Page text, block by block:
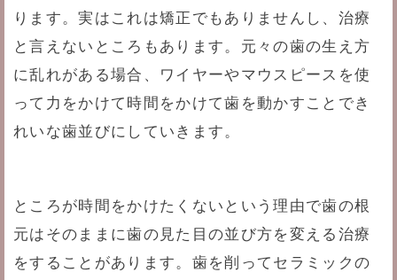
ります。実はこれは矯正でもありませんし、治療
と言えないところもあります。元々の歯の生え方
に乱れがある場合、ワイヤーやマウスピースを使
って力をかけて時間をかけて歯を動かすことでき
れいな歯並びにしていきます。
ところが時間をかけたくないという理由で歯の根
元はそのままに歯の見た目の並び方を変える治療
をすることがあります。歯を削ってセラミックの